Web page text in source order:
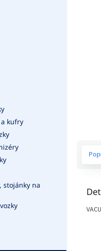
kufry
stojánky na